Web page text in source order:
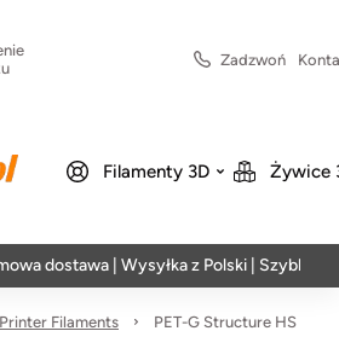
Zadzwoń
Filamenty 3D Żywice
dostawa | Wysyłka z Polski | Szybka
Filaments PET-G Structure HS